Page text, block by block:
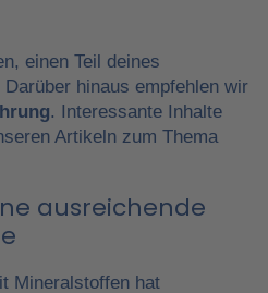
einen Teil deines
hinaus empfehlen wir
. Interessante Inhalte
Artikeln zum Thema
ausreichende
Mineralstoffen hat